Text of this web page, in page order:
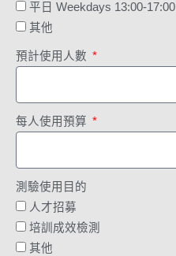
平日 Weekdays 13:00-17:00
其他
預計使用人數
每人使用預算
測驗使用目的
人才招募
培訓成效檢測
其他